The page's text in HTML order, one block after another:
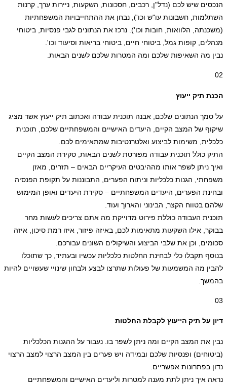
הנכסים שיש לכם (נדל"ן, רכבים, חסכונות, השקעות, ניירות ערך, קרנות
השתלמות, חשבונות עו"ש וכו'), נבחן את ההתחייבויות המשפחתיות
(משכנתה, הלוואות, חובות וכו'). נרכז את הנתונים לגבי פנסיות, ביטוחי
מנהלים, קופות גמל, ביטוחי חיים, ביטוחי בריאות וסיעוד וכו'.
נבין מה השאיפות שלכם ומה המטרות שלכם לשנים הבאות.
02
הכנת תיק ייעוץ
על סמך הנתונים שלכם, אבנה תוכנית עבודה ואכתוב תיק ייעוץ אשר מציג
שיקוף של המצב הקיים, היעדים האישיים והמשפחתיים שלכם, תוכנית
כלכלית, משימות לביצוע ואלטרנטיבות שמתאימים לכם.
התיק כולל תוכנית עבודה מפורטת לשנים הבאות, סקירת המצב הקיים
ואיך ניתן לשפר אותו מההיבטים העיקריים הבאים – תזרים, מאזן
משפחתי, הגנות כלכליות וניתוח הפערים, התבוננות על תקופת הפנסיה
ובחינת הפערים, היעדים המשפחתיים – סקירת היעדים ואופן המימוש
שלהם בטווח הקצר, הבינוני והארוך ועוד.
תוכנית העבודה כוללת פירוט מדוייקת מה אתם צריכים לעשות מחר
בבוקר, אילו השקעות מתאימות לכם, באיזה פיזור, איזו רמת סיכון, איזה
סכומים, וכן את שלבי הביצוע והשיקולים השונים עבורכם.
בנוסף תקבלו כלי לבחינת החלטות כלכליות עכשיו ובעתיד, כך שתוכלו
להבין מה המשמעות של פעולות שתרצו לבצע ולבחון שינויי שעשויים להיות
בהמשך.
03
דיון על תיק הייעוץ לקבלת החלטות
נבין את המצב הקיים ומה ניתן לשפר בו. נעבור על ההגנות הכלכליות
(ביטוחים) ופנסיות שלכם ובמידה ויש פערים בין המצב הרצוי למצב הרצוי
נדון בפתרונות אפשריים.
נראה איך ניתן לתת מענה למטרות וליעדים האישיים והמשפחתיים